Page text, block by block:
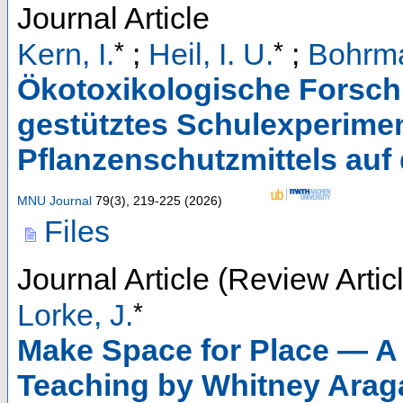
Journal Article
Kern, I.* ; Heil, I. U.* ;
Ökotoxikologische
gestütztes
Pflanzenschutzmittels
MNU Journal 79(3), 219-225 (2026)
Files
Journal Article (Review
Lorke, J.*
Make Space for Place —
Teaching by Whitney